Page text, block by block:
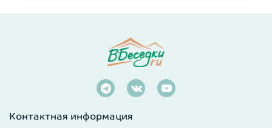
Контактная информация